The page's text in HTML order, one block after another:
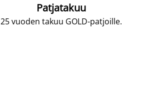
Patjatakuu
25 vuoden takuu GOLD-patjoille.